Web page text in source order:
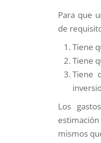
Para que
de
Tiene
Tiene
Tiene
Los
mismos